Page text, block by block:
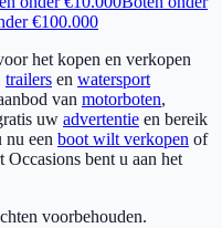
€100.000
het kopen en verkopen
trailers en watersport
van motorboten,
uw advertentie en bereik
nu een boot wilt verkopen of
bent u aan het
voorbehouden.